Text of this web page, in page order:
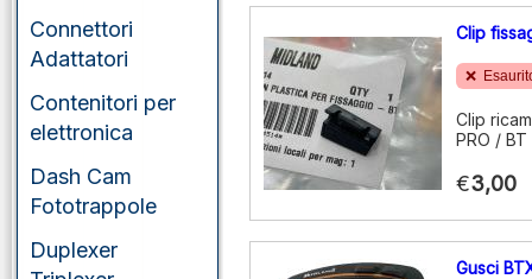
Connettori
Adattatori
Contenitori per
elettronica
Dash Cam
Fototrappole
Duplexer
Clip
Clip
PRO /
€3,00
Gusci